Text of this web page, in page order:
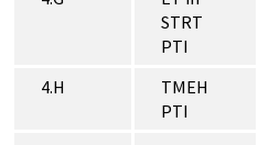
STRT
PTI
4.H
TMEH
PTI